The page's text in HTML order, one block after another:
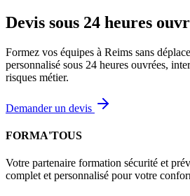
Devis sous 24 heures
Formez vos équipes à Reims sans
personnalisé sous 24 heures ouvrées,
risques métier.
Demander un devis
FORMA'TOUS
Votre partenaire formation sécurité et
complet et personnalisé pour votre